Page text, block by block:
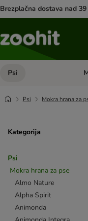
Brezplačna dostava nad
Psi
Psi Mokra hrana za
Kategorija
Psi
Mokra hrana za pse
Almo Nature
Alpha Spirit
Animonda